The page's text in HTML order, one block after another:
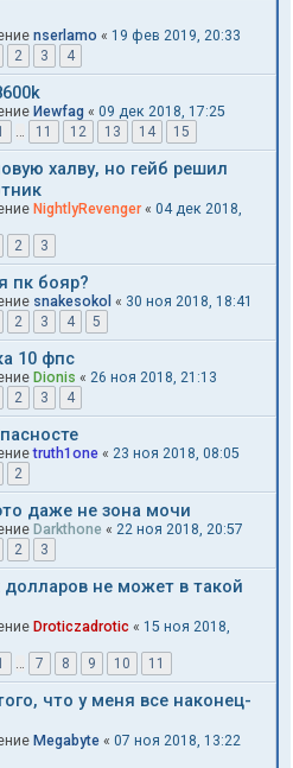
nserlamo « 19 фев 2019, 20:33
2 3 4
Иewfag « 09 дек 2018, 17:25
… 11 12 13 14 15
халву, но гейб решил
NightlyRevenger« 04 дек 2018,
2 3
пк бояр?
snakesokol « 30 ноя 2018, 18:41
2 3 4 5
10 фпс
Dionis « 26 ноя 2018, 21:13
2 3 4
truth1one « 23 ноя 2018, 08:05
2
даже не зона мочи
Darkthone « 22 ноя 2018, 20:57
2 3
долларов не может в такой
Droticzadrotic « 15 ноя 2018,
… 7 8 9 10 11
что у меня все наконец-
Megabyte « 07 ноя 2018, 13:22